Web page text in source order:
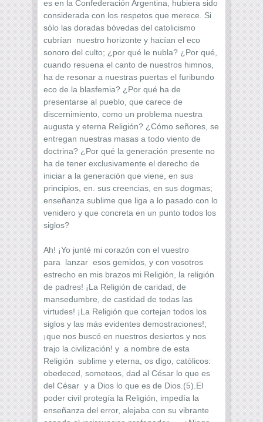
es en la Confederación Argentina, hubiera sido
considerada con los respetos que merece. Si
sólo las doradas bóvedas del catolicismo
cubrían nuestro horizonte y hacían el eco
sonoro del culto; ¿por qué le nubla? ¿Por qué,
cuando resuena el canto de nuestros himnos,
ha de resonar a nuestras puertas el furibundo
eco de la blasfemia? ¿Por qué ha de
presentarse al pueblo, que carece de
discernimiento, como un problema nuestra
augusta y eterna Religión? ¿Cómo señores, se
entregan nuestras masas a todo viento de
doctrina? ¿Por qué la generación presente no
ha de tener exclusivamente el derecho de
iniciar a la generación que viene, en sus
principios, en. sus creencias, en sus dogmas;
enseñanza sublime que liga a lo pasado con lo
venidero y que concreta en un punto todos los
siglos?
Ah! ¡Yo junté mi corazón con el vuestro
para lanzar esos gemidos, y con vosotros
estrecho en mis brazos mi Religión, la religión
de padres! ¡La Religión de caridad, de
mansedumbre, de castidad de todas las
virtudes! ¡La Religión que cortejan todos los
siglos y las más evidentes demostraciones!;
¡que nos buscó en nuestros desiertos y nos
trajo la civilización! y a nombre de esta
Religión sublime y eterna, os digo, católicos:
obedeced, someteos, dad al César lo que es
del César y a Dios lo que es de Dios.(5).El
poder civil protegía la Religión, impedía la
enseñanza del error, alejaba con su vibrante